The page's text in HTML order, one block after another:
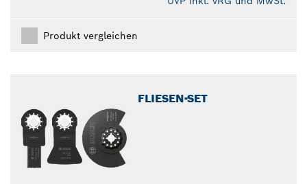
Produkt vergleichen
FLIESEN-SET